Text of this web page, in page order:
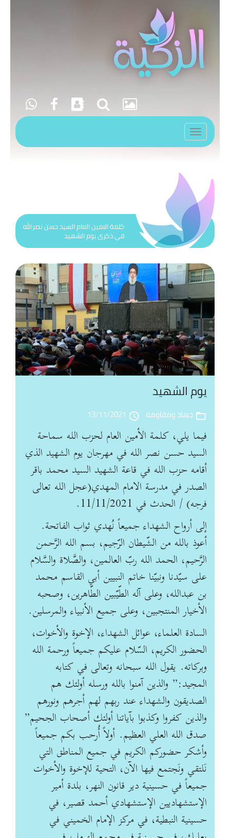
Toggle
navigation
كلمة الامين العام السيد حسن نصرالله
في ذكرى يوم الشهيد
يوم الشهيد
folder_open جهاد ومقاومة access_time
13/11/2021
فيما يلي، كلمة الأمين العام لحزب الله سماحة
السيد حسن نصر الله في مهرجان يوم الشهيد الذي
أقامه حزب الله في قاعة الشهيد السيد محمد باقر
الصدر في مدرسة الامام المهدي(عجل الله تعالى
فرجه) / الحدث في 11/11/2021.
إلى أرواح الشهداء جميعاً نُهدي ثواب الفاتحة.
أعوذ بالله من الشّيطان الرّجيم، بسم الله الرَّحمن
الرَّحيم، الحمد الله ربّ العالمين، والصَّلاة والسَّلام
على سيّدنا ونبيّنا خاتم النبيين أبي القاسم محمد
بن عبدالله، وعلى آله الطّيّبين الطّاهرين، وصحبه
الأخيار المنتجبين، وعلى جميع الأنبياء والمرسلين.
السادة العلماء، عوائل الشهداء، الإخوة والأخوات،
الحضور الكريم، السّلام عليكم جميعاً ورحمة الله
وبركاته. يقول الله سبحانه وتعالى في كتابه
المجيد:” والذين آمنوا بالله ورسله أولئك هم
الصديقون والشهداء عند ربهم لهم أجرهم ونورهم
والذين كفروا وكذبوا بآياتنا أولئك أصحاب الجحيم”
صدق الله العلي العظيم. أولاً أُرحب بكم جميعاً
وأشكر حضوركم الكريم في جميع المناطق التي
نَلتقي ونَجتمع فيها الآن، التحية للإخوة والأخوات
جميعاً في حسينية دير قانون النهر، بلدة أمير
الإستشهاديين الإستشهادي أحمد قصير، في
حسينية النبطية، في مركز الإمام الخميني في